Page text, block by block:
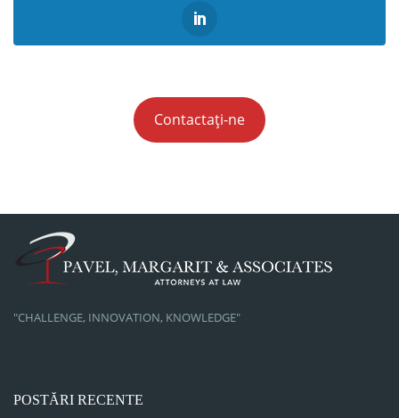
Contactați-ne
"CHALLENGE, INNOVATION, KNOWLEDGE"
POSTĂRI RECENTE